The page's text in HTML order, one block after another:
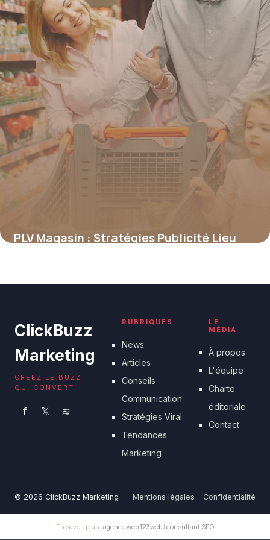
PLV Magasin : Stratégies Publicité Lieu
ClickBuzz
Marketing
CRÉEZ LE BUZZ
QUI CONVERTI
f 𝕏 ≋
RUBRIQUES
News
Articles
Conseils
Communication
Stratégies Viral
Tendances
Marketing
LE
MÉDIA
À propos
L'équipe
Charte
éditoriale
Contact
© 2026 ClickBuzz Marketing Mentions légales Confidentialité
En savoir plus : agence web 123web | consultant SEO